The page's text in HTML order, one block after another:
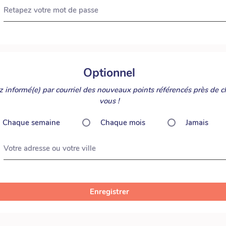
Retapez votre mot de passe
Optionnel
informé(e) par courriel des nouveaux points référencés près de
vous !
Chaque semaine Chaque mois Jamais
Votre adresse ou votre ville